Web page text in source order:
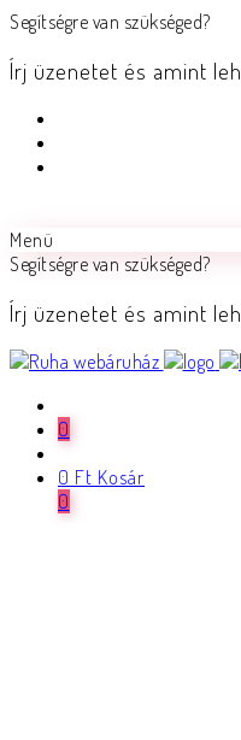
Segítségre van szükséged?
Írj üzenetet és amint
Menü
Segítségre van szükséged?
Írj üzenetet és amint
0
0 Ft Kosár
0